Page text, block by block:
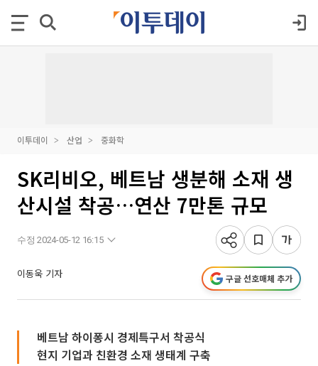
이투데이 산업 중화학
SK리비오, 베트남 생분해 소재 생
산시설 착공…연산 7만톤 규모
수정 2024-05-12 16:15
이동욱 기자 구글 선호매체 추가
베트남 하이퐁시 경제특구서 착공식
현지 기업과 친환경 소재 생태계 구축